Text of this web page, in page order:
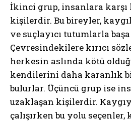
İkinci grup, insanlara karşı
kişilerdir. Bu bireyler,
ve suçlayıcı tutumlarla
Çevresindekilere kırıcı
herkesin aslında kötü
kendilerini daha karanlık
bulurlar. Üçüncü grup ise
uzaklaşan kişilerdir.
çalışırken bu yolu